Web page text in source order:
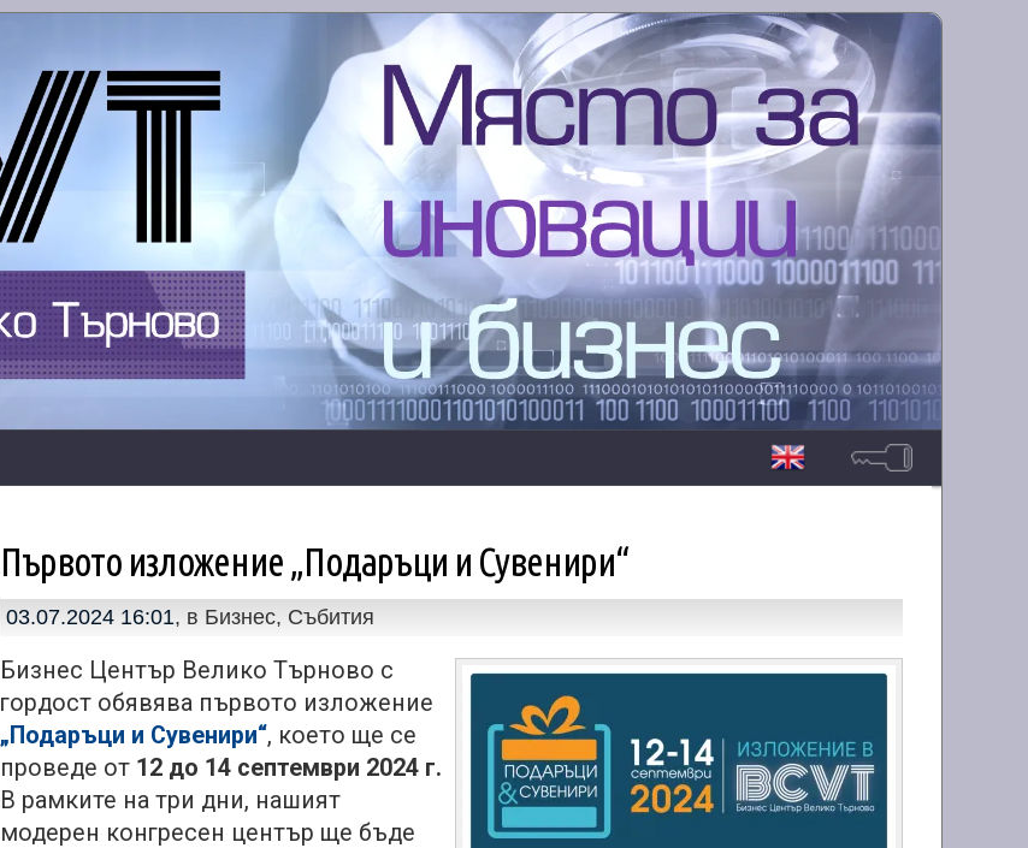
Първото изложение „Подаръци и Сувенири“
03.07.2024 16:01, в Бизнес, Събития
Бизнес Център Велико Търново с
гордост обявява първото изложение
„Подаръци и Сувенири“, което ще се
проведе от 12 до 14 септември 2024 г.
В рамките на три дни, нашият
модерен конгресен център ще бъде